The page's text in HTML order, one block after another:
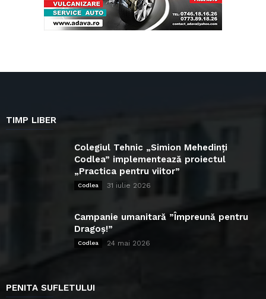
TIMP LIBER
Colegiul Tehnic „Simion Mehedinți
Codlea” implementează proiectul
„Practica pentru viitor”
Codlea 31 iulie 2026
Campanie umanitară ”Împreună pentru
Dragoș!”
Codlea 24 mai 2026
PENITA SUFLETULUI